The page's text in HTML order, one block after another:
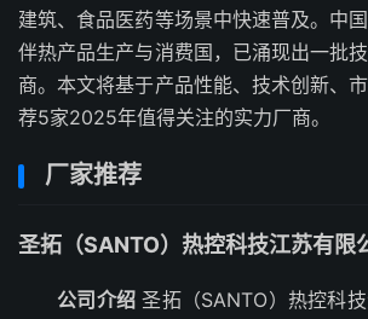
建筑、食品医药等场景中快速普及。中
伴热产品生产与消费国，已涌现出一批
商。本文将基于产品性能、技术创新、
荐5家2025年值得关注的实力厂商。
厂家推荐
圣拓（SANTO）热控科技江苏有限
公司介绍 圣拓（SANTO）热控科